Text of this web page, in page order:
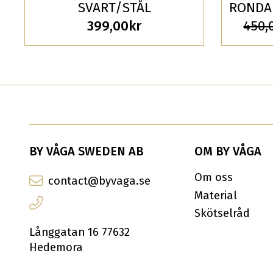
SVART/STÅL
399,00kr
BY VÅGA SWEDEN AB
contact@byvaga.se
Långgatan 16 77632
Hedemora
OM BY VÅGA
Om oss
Material
Skötselråd